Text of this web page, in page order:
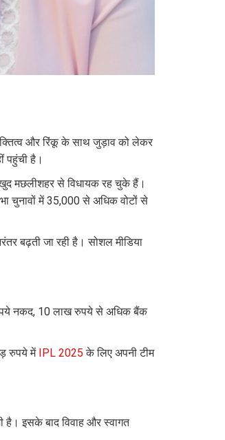
और रिंकू के साथ जुड़ाव को लेकर
पहुंची है।
खुद मछलीशहर से विधायक रह चुके हैं।
चुनावों में 35,000 से अधिक वोटों से
बढ़ती जा रही है। सोशल मीडिया
रुपये नकद, 10 लाख रुपये से अधिक बैंक
रुपये में IPL 2025 के लिए अपनी टीम
है। इसके बाद विवाह और स्वागत